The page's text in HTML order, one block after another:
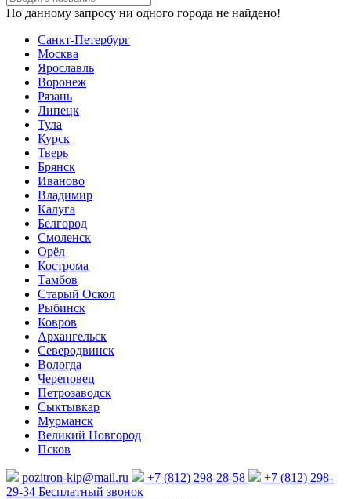
По данному запросу ни одного города не найдено!
Санкт-Петербург
Москва
Ярославль
Воронеж
Рязань
Липецк
Тула
Курск
Тверь
Брянск
Иваново
Владимир
Калуга
Белгород
Смоленск
Орёл
Кострома
Тамбов
Старый Оскол
Рыбинск
Ковров
Архангельск
Северодвинск
Вологда
Череповец
Петрозаводск
Сыктывкар
Мурманск
Великий Новгород
Псков
pozitron-kip@mail.ru +7 (812) 298-28-58
+7 (812) 298-
29-34 Бесплатный звонок